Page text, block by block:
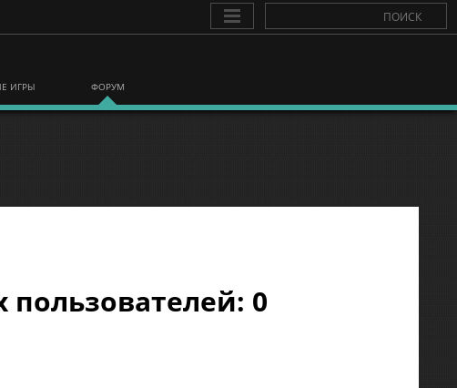
ИГРЫ ФОРУМ
0